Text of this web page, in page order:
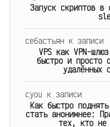
Запуск скриптов
себастьян к записи
VPS как VPN-
быстро и просто
удалённых
cyou к записи
Как быстро
стать анонимнее:
тех, кто не